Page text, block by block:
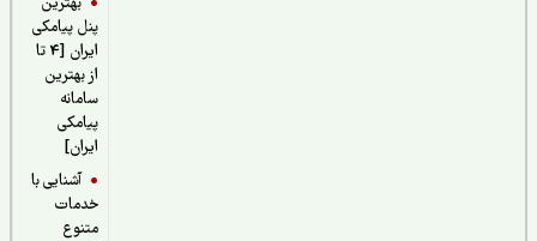
پنل پیامکی
ایران [4 تا
از بهترین
سامانه
پیامکی
آشنایی با
خدمات